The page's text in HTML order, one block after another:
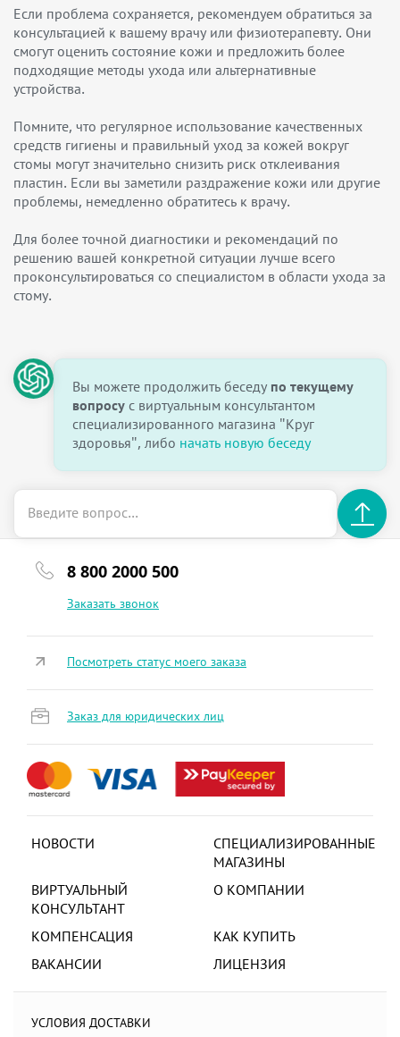
Если проблема сохраняется, рекомендуем обратиться за
консультацией к вашему врачу или физиотерапевту. Они
смогут оценить состояние кожи и предложить более
подходящие методы ухода или альтернативные
устройства.
Помните, что регулярное использование качественных
средств гигиены и правильный уход за кожей вокруг
стомы могут значительно снизить риск отклеивания
пластин. Если вы заметили раздражение кожи или другие
проблемы, немедленно обратитесь к врачу.
Для более точной диагностики и рекомендаций по
решению вашей конкретной ситуации лучше всего
проконсультироваться со специалистом в области ухода за
стому.
Вы можете продолжить беседу по текущему
вопросус виртуальным консультантом
специализированного магазина "Круг
здоровья", либо начать новую беседу
8 800 2000 500
Заказать звонок
НОВОСТИ
СПЕЦИАЛИЗИРОВАННЫЕ
МАГАЗИНЫ
ВИРТУАЛЬНЫЙ
КОНСУЛЬТАНТ
О КОМПАНИИ
КОМПЕНСАЦИЯ
КАК КУПИТЬ
ВАКАНСИИ
ЛИЦЕНЗИЯ
УСЛОВИЯ ДОСТАВКИ
Посмотреть статус моего заказа
Заказ для юридических лиц